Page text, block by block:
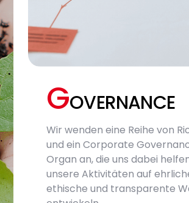
GOVERNANCE
Wir wenden eine Reihe von
und ein Corporate
Organ an, die uns dabei
unsere Aktivitäten auf
ethische und transparente